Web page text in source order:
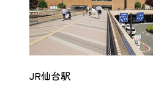
JR仙台駅